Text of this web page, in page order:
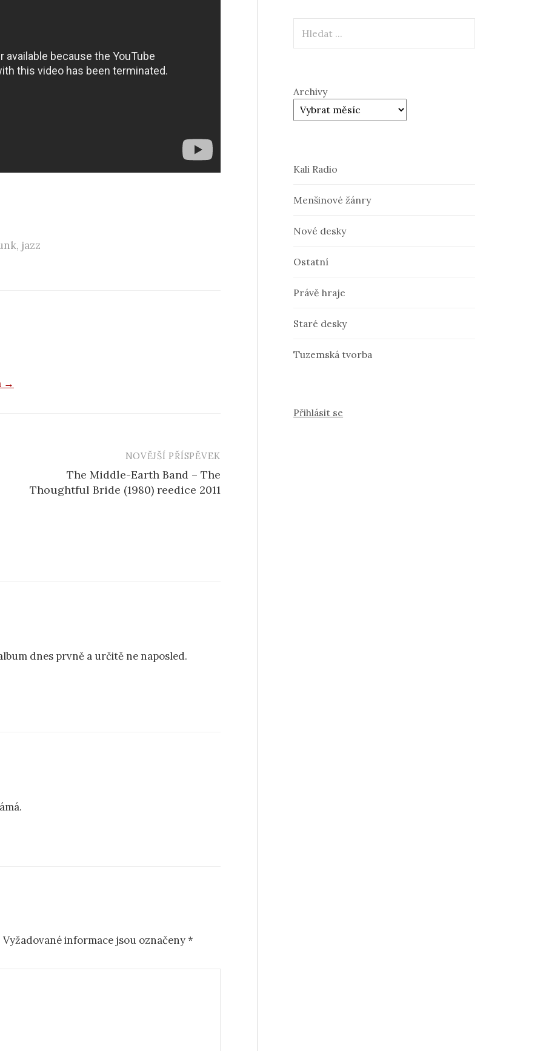
, jazz
→
NOVĚJŠÍ PŘÍSPĚVEK
The Middle-Earth Band – The
Thoughtful Bride (1980) reedice 2011
dnes prvně a určitě ne naposled.
Vyžadované informace jsou označeny*
Archivy
Kali Radio
Menšinové žánry
Nové desky
Ostatní
Právě hraje
Staré desky
Tuzemská tvorba
Přihlásit se